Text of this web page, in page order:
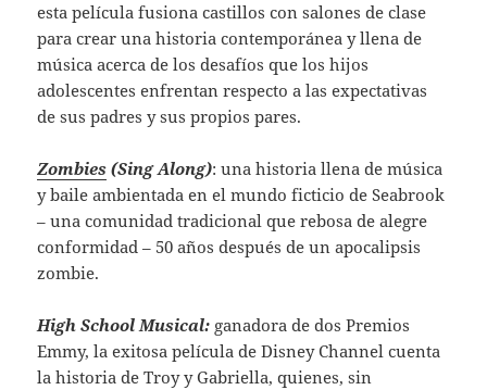
esta película fusiona castillos con salones de clase
para crear una historia contemporánea y llena de
música acerca de los desafíos que los hijos
adolescentes enfrentan respecto a las expectativas
de sus padres y sus propios pares.
Zombies (Sing Along): una historia llena de música
y baile ambientada en el mundo ficticio de Seabrook
– una comunidad tradicional que rebosa de alegre
conformidad – 50 años después de un apocalipsis
zombie.
High School Musical: ganadora de dos Premios
Emmy, la exitosa película de Disney Channel cuenta
la historia de ​Troy y Gabriella, quienes, sin